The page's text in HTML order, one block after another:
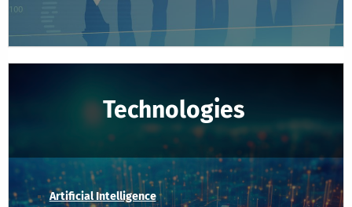
Technologies
Artificial Intelligence